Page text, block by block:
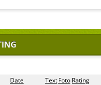
Date TextFoto Rating